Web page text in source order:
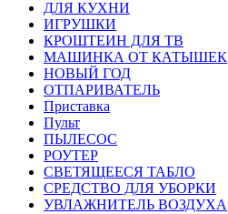
ДЛЯ КУХНИ
ИГРУШКИ
КРОШТЕИН ДЛЯ ТВ
МАШИНКА ОТ КАТЫШЕК
НОВЫЙ ГОД
ОТПАРИВАТЕЛЬ
Приставка
Пульт
ПЫЛЕСОС
РОУТЕР
СВЕТЯЩЕЕСЯ ТАБЛО
СРЕДСТВО ДЛЯ УБОРКИ
УВЛАЖНИТЕЛЬ ВОЗДУХА